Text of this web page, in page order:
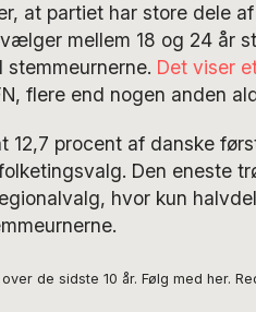
at partiet har store dele
mellem 18 og 24 år
Det viser
flere end nogen anden
12,7 procent af danske
Den eneste
hvor kun
de sidste 10 år. Følg med her.